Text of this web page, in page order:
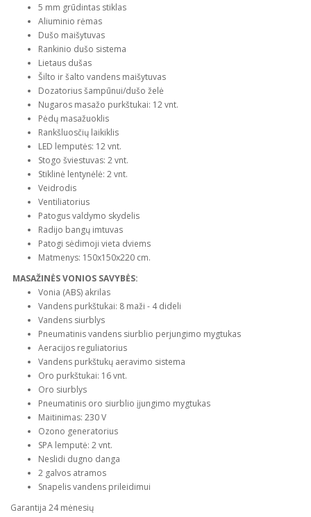
5 mm grūdintas stiklas
Aliuminio rėmas
Dušo maišytuvas
Rankinio dušo sistema
Lietaus dušas
Šilto ir šalto vandens maišytuvas
Dozatorius šampūnui/dušo želė
Nugaros masažo purkštukai: 12 vnt.
Pėdų masažuoklis
Rankšluosčių laikiklis
LED lemputės: 12 vnt.
Stogo šviestuvas: 2 vnt.
Stiklinė lentynėlė: 2 vnt.
Veidrodis
Ventiliatorius
Patogus valdymo skydelis
Radijo bangų imtuvas
Patogi sėdimoji vieta dviems
Matmenys: 150x150x220 cm.
MASAŽINĖS VONIOS SAVYBĖS:
Vonia (ABS) akrilas
Vandens purkštukai: 8 maži - 4 dideli
Vandens siurblys
Pneumatinis vandens siurblio perjungimo mygtukas
Aeracijos reguliatorius
Vandens purkštukų aeravimo sistema
Oro purkštukai: 16 vnt.
Oro siurblys
Pneumatinis oro siurblio įjungimo mygtukas
Maitinimas: 230 V
Ozono generatorius
SPA lemputė: 2 vnt.
Neslidi dugno danga
2 galvos atramos
Snapelis vandens prileidimui
Garantija 24 mėnesių